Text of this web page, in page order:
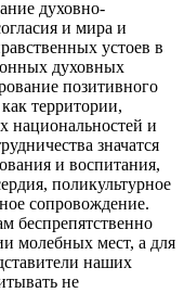
духовно-
и мира и
устоев в
духовных
позитивного
территории,
национальностей и
значатся
и воспитания,
поликультурное
сопровождение.
беспрепятственно
молебных мест, а для
наших
не